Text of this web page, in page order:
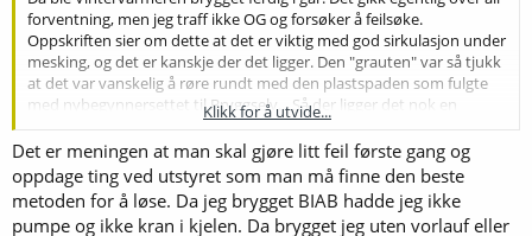
forventning, men jeg traff ikke OG og forsøker å feilsøke.
Oppskriften sier om dette at det er viktig med god sirkulasjon under
mesking, og det er kanskje der det ligger. Den "grauten" var så tjukk
at det var vanskelig å røre rundt med den plastspaden som fulgte
med nybegynnersettet til Bryggselv... Så der ligger det nok en
I tillegg: Det er ingen god funksjon for å sette fast maltrøret når man
har trukket det ut av kokekaret, så der ble det bicepstrening i
stedet. Må finne en løsning på det.
Klikk for å utvide...
Det er meningen at man skal gjøre litt feil første gang og
oppdage ting ved utstyret som man må finne den beste
metoden for å løse. Da jeg brygget BIAB hadde jeg ikke
pumpe og ikke kran i kjelen. Da brygget jeg uten vorlauf eller